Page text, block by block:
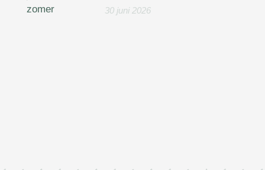
30 juni 2026